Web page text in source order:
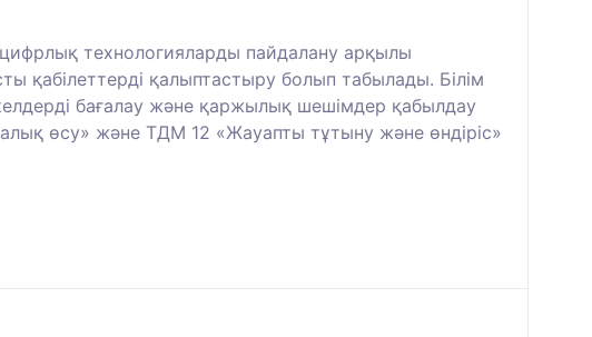
технологияларды пайдалану арқылы
қабілеттерді қалыптастыру болып табылады. Білім
бағалау және қаржылық шешімдер қабылдау
өсу» және ТДМ 12 «Жауапты тұтыну және өндіріс»